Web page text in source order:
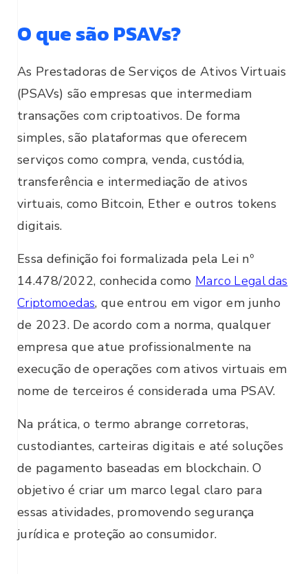
O que são PSAVs?
As Prestadoras de Serviços de Ativos Virtuais
(PSAVs) são empresas que intermediam
transações com criptoativos. De forma
simples, são plataformas que oferecem
serviços como compra, venda, custódia,
transferência e intermediação de ativos
virtuais, como Bitcoin, Ether e outros tokens
digitais.
Essa definição foi formalizada pela Lei nº
14.478/2022, conhecida como Marco Legal das
Criptomoedas, que entrou em vigor em junho
de 2023. De acordo com a norma, qualquer
empresa que atue profissionalmente na
execução de operações com ativos virtuais em
nome de terceiros é considerada uma PSAV.
Na prática, o termo abrange corretoras,
custodiantes, carteiras digitais e até soluções
de pagamento baseadas em blockchain. O
objetivo é criar um marco legal claro para
essas atividades, promovendo segurança
jurídica e proteção ao consumidor.